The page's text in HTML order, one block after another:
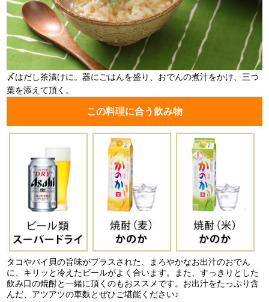
〆はだし茶漬けに。器にごはんを盛り、おでんの煮汁をかけ、三つ
葉を添えて頂く。
この料理に合う飲み物
タコやバイ貝の旨味がプラスされた、まろやかなお出汁のおでん
に、キリッと冷えたビールがよく合います。また、すっきりとした
飲み口の焼酎と一緒に頂くのもおススメです。お出汁をたっぷり含
んだ、アツアツの車麩とぜひご堪能ください♪